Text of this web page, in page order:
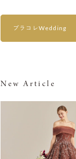
プラコレWedding
New Article